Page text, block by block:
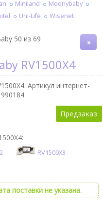
Miniland
Moonybaby
Uni-Life Wisenet
50 из 69 »
RV1500X4
. Артикул интернет-
Предзаказ
RV1500X3
поставки не указана.